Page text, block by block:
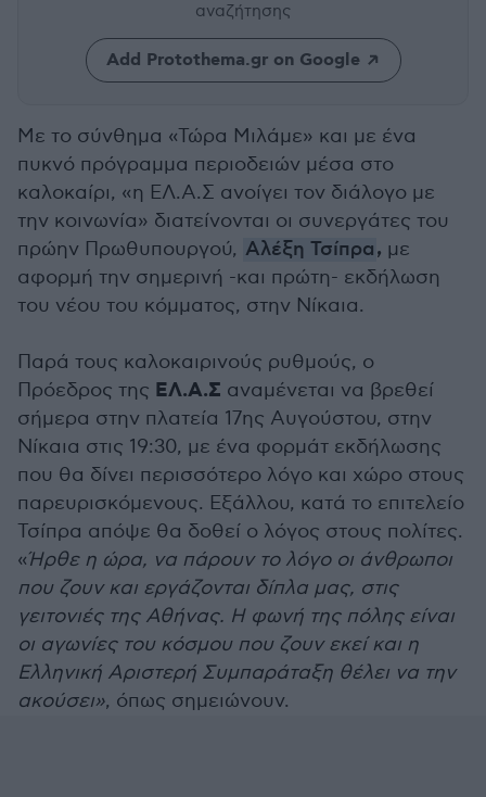
αναζήτησης
Add Protothema.gr on Google
Με το σύνθημα «Τώρα Μιλάμε» και με ένα
πυκνό πρόγραμμα περιοδειών μέσα στο
καλοκαίρι, «η ΕΛ.Α.Σ ανοίγει τον διάλογο με
την κοινωνία» διατείνονται οι συνεργάτες του
πρώην Πρωθυπουργού, Αλέξη Τσίπρα, με
αφορμή την σημερινή -και πρώτη- εκδήλωση
του νέου του κόμματος, στην Νίκαια.
Παρά τους καλοκαιρινούς ρυθμούς, ο
Πρόεδρος της ΕΛ.Α.Σ αναμένεται να βρεθεί
σήμερα στην πλατεία 17ης Αυγούστου, στην
Νίκαια στις 19:30, με ένα φορμάτ εκδήλωσης
που θα δίνει περισσότερο λόγο και χώρο στους
παρευρισκόμενους. Εξάλλου, κατά το επιτελείο
Τσίπρα απόψε θα δοθεί ο λόγος στους πολίτες.
«Ήρθε η ώρα, να πάρουν το λόγο οι άνθρωποι
που ζουν και εργάζονται δίπλα μας, στις
γειτονιές της Αθήνας. Η φωνή της πόλης είναι
οι αγωνίες του κόσμου που ζουν εκεί και η
Ελληνική Αριστερή Συμπαράταξη θέλει να την
ακούσει», όπως σημειώνουν.